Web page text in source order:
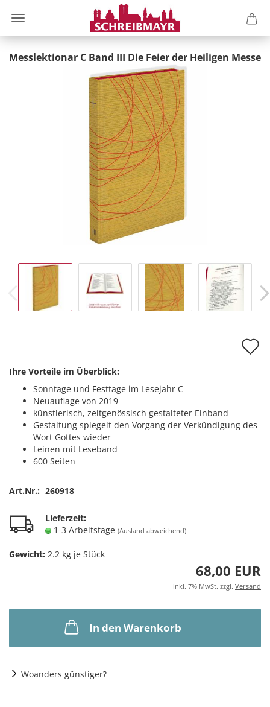
Messlektionar C Band III Die Feier der Heiligen Messe
Ihre Vorteile im Überblick:
Sonntage und Festtage im Lesejahr C
Neuauflage von 2019
künstlerisch, zeitgenössisch gestalteter Einband
Gestaltung spiegelt den Vorgang der Verkündigung des
Wort Gottes wieder
Leinen mit Leseband
600 Seiten
Art.Nr.: 260918
Lieferzeit:
1-3 Arbeitstage (Ausland abweichend)
Gewicht: 2.2 kg je Stück
68,00 EUR
inkl. 7% MwSt. zzgl. Versand
In den Warenkorb
Woanders günstiger?